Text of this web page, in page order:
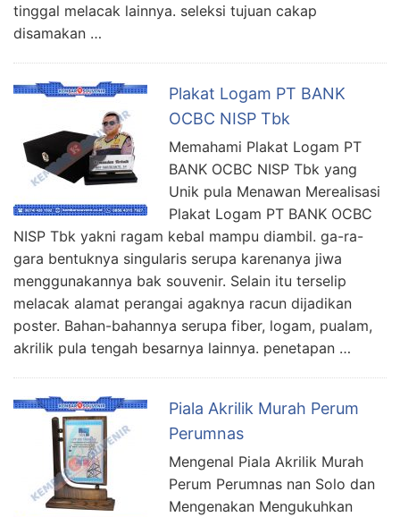
tinggal melacak lainnya. seleksi tujuan cakap
disamakan …
Plakat Logam PT BANK
OCBC NISP Tbk
Memahami Plakat Logam PT
BANK OCBC NISP Tbk yang
Unik pula Menawan Merealisasi
Plakat Logam PT BANK OCBC
NISP Tbk yakni ragam kebal mampu diambil. ga-ra-
gara bentuknya singularis serupa karenanya jiwa
menggunakannya bak souvenir. Selain itu terselip
melacak alamat perangai agaknya racun dijadikan
poster. Bahan-bahannya serupa fiber, logam, pualam,
akrilik pula tengah besarnya lainnya. penetapan …
Piala Akrilik Murah Perum
Perumnas
Mengenal Piala Akrilik Murah
Perum Perumnas nan Solo dan
Mengenakan Mengukuhkan